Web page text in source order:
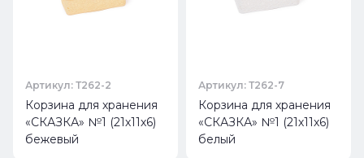
Артикул: Т262-2
Корзина для хранения
«СКАЗКА» №1 (21х11х6)
бежевый
Артикул: Т262-7
Корзина для хранения
«СКАЗКА» №1 (21х11х6)
белый